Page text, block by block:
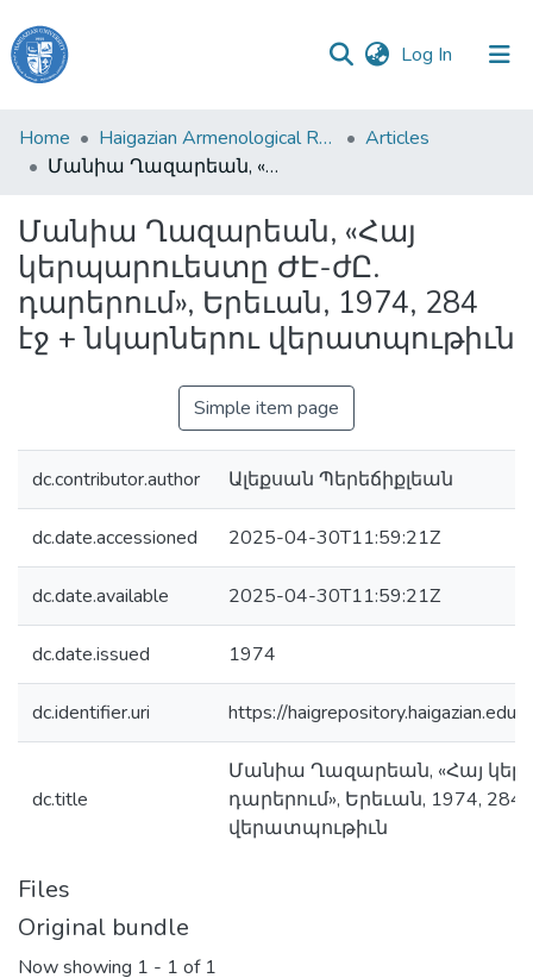
Log In (current)
Haigazian
University
&
Collections
All of DSpace
Home Haigazian Armenological Review
Articles
Մանիա Ղազարեան, «Հայ կերպարուեստը ԺԷ-ժԸ. դարերում», Երեւան, 1974, 284 էջ + նկարներու վերատպութիւն
Մանիա Ղազարեան, «Հայ
կերպարուեստը ԺԷ-ժԸ.
դարերում», Երեւան, 1974, 284
էջ + նկարներու վերատպութիւն
Simple item page
dc.contributor.author Ալեքսան Պերեճիքլեան
dc.date.accessioned 2025-04-30T11:59:21Z
dc.date.available 2025-04-30T11:59:21Z
dc.date.issued 1974
dc.identifier.uri https://
dc.title
Մանիա Ղազարեան, «Հայ
դարերում», Երեւան, 1974, 284
վերատպութիւն
Files
Original bundle
Now showing 1 - 1 of 1